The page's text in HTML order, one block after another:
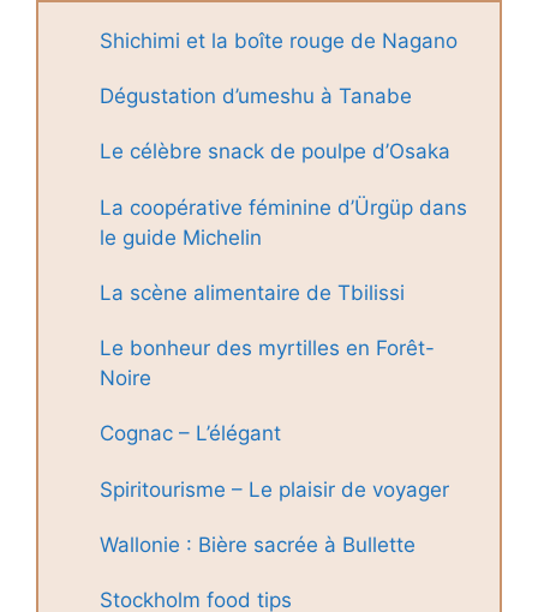
Shichimi et la boîte rouge de Nagano
Dégustation d’umeshu à Tanabe
Le célèbre snack de poulpe d’Osaka
La coopérative féminine d’Ürgüp dans
le guide Michelin
La scène alimentaire de Tbilissi
Le bonheur des myrtilles en Forêt-
Noire
Cognac – L’élégant
Spiritourisme – Le plaisir de voyager
Wallonie : Bière sacrée à Bullette
Stockholm food tips